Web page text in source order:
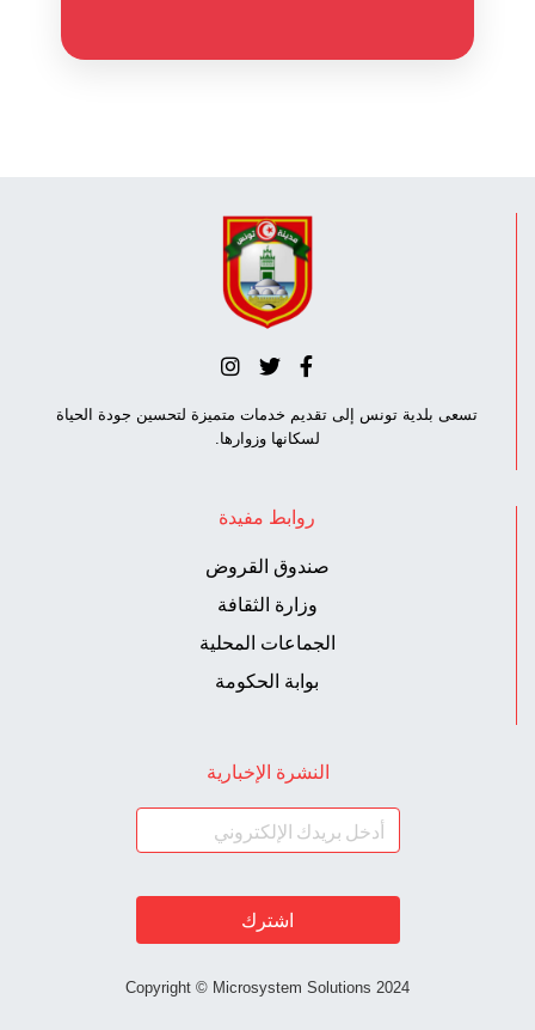
تسعى بلدية تونس إلى تقديم خدمات متميزة لتحسين جودة الحياة
لسكانها وزوارها.
روابط مفيدة
صندوق القروض
وزارة الثقافة
الجماعات المحلية
بوابة الحكومة
النشرة الإخبارية
اشترك
Copyright © Microsystem Solutions 2024